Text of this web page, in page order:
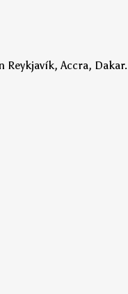
Reykjavík, Accra, Dakar.